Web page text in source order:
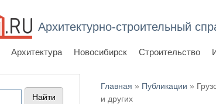
Архитектурно-строительный
Архитектура Новосибирск Строительство
Вы здесь
Главная » Публикации »
и других